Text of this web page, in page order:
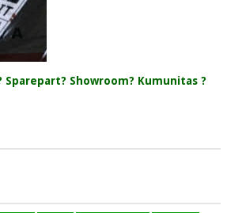
Sparepart? Showroom? Kumunitas ?